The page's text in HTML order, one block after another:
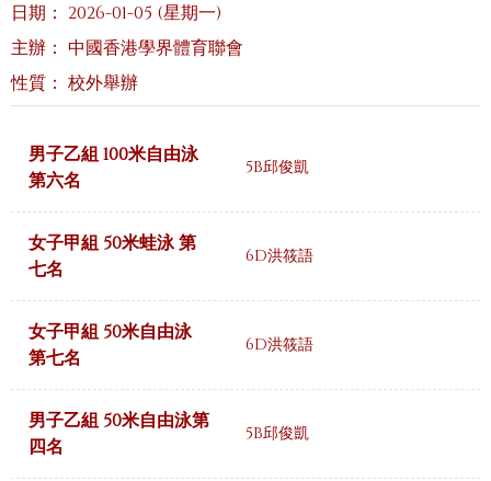
日期： 2026-01-05 (星期一)
主辦： 中國香港學界體育聯會
性質： 校外舉辦
男子乙組 100米自由泳
第六名
5B邱俊凱
女子甲組 50米蛙泳 第
七名
6D洪筱語
女子甲組 50米自由泳
第七名
6D洪筱語
男子乙組 50米自由泳第
四名
5B邱俊凱